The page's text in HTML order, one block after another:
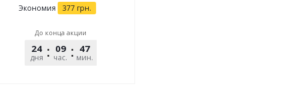
Экономия 377 грн.
До конца акции
24
дня
09
час.
47
мин.